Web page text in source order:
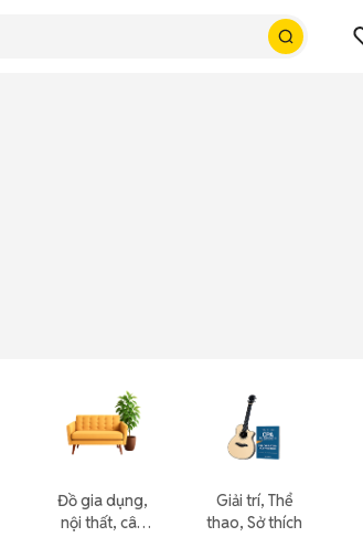
Đồ gia dụng,
nội thất, cây
Giải trí, Thể
thao, Sở thích